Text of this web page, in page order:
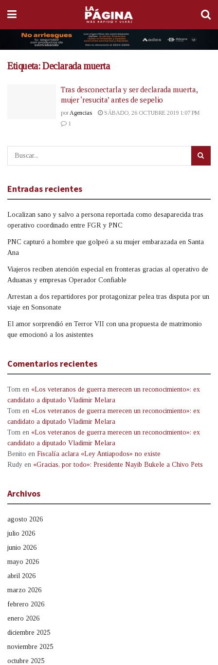
Etiqueta:Declarada muerta
Tras desconectarla y ser declarada muerta,
mujer ‘resucita’ antes de sepelio
por Agencias
SÁBADO, 26 OCTUBRE 2019 1:07 PM
1
Entradas recientes
Localizan sano y salvo a persona reportada como desaparecida tras
operativo coordinado entre FGR y PNC
PNC capturó a hombre que golpeó a su mujer embarazada en Santa
Ana
Viajeros reciben atención especial en fronteras gracias al operativo de
Aduanas y empresas Operador Confiable
Arrestan a dos repartidores por protagonizar pelea tras disputa por un
viaje en Sonsonate
El amor sorprendió en Terror VII con una propuesta de matrimonio
que emocionó a los asistentes
Comentarios recientes
Tom en «Los veteranos de guerra merecen un reconocimiento»: ex
candidato a diputado Vladimir Melara
Tom en «Los veteranos de guerra merecen un reconocimiento»: ex
candidato a diputado Vladimir Melara
Tom en «Los veteranos de guerra merecen un reconocimiento»: ex
candidato a diputado Vladimir Melara
Benito en Fiscalía aclara «Ley Antiapodos» no existe
Rudy en «Gracias, por todo»: Presidente Nayib Bukele a Chivo Pets
Archivos
agosto 2026
julio 2026
junio 2026
mayo 2026
abril 2026
marzo 2026
febrero 2026
enero 2026
diciembre 2025
noviembre 2025
octubre 2025